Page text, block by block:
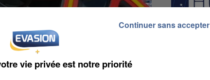
vie privée est notre priorité
Continuer sans accepter